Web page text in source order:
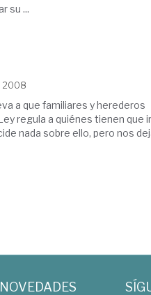
su ...
2008
a que familiares y herederos
regula a quiénes tienen que ir
nada sobre ello, pero nos